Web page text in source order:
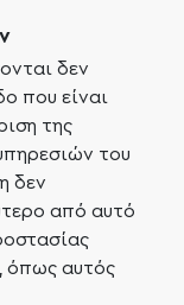
δεν
που είναι
της
του
δεν
από αυτό
όπως αυτός